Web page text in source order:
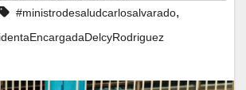
#ministrodesaludcarlosalvarado,